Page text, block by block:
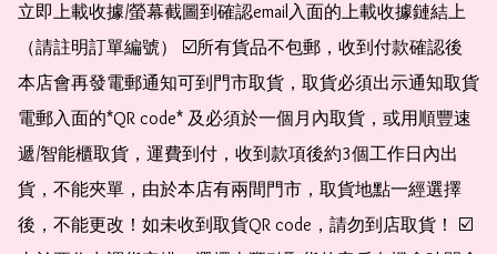
立即上載收據/螢幕截圖到確認email入面的上載收據鏈結上
（請註明訂單編號） ☑️所有貨品不包郵，收到付款確認後
本店會再發電郵通知可到門市取貨，取貨必須出示通知取貨
電郵入面的*QR code* 及必須於一個月內取貨，或用順豐速
遞/智能櫃取貨，運費到付，收到款項後約3個工作日內出
貨，不能夾單，由於本店有兩間門市，取貨地點一經選擇
後，不能更改！如未收到取貨QR code，請勿到店取貨！ ☑️